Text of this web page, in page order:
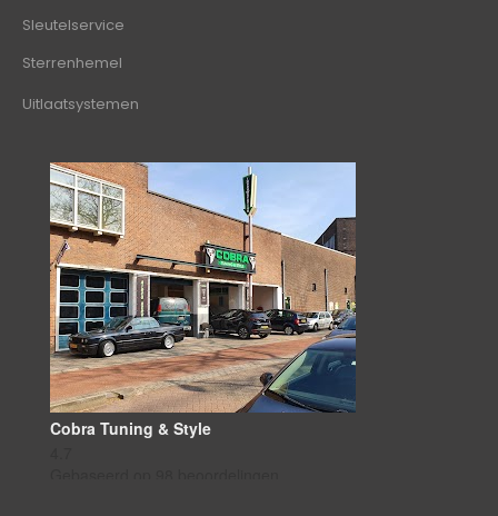
Sleutelservice
Sterrenhemel
Uitlaatsystemen
Cobra Tuning & Style